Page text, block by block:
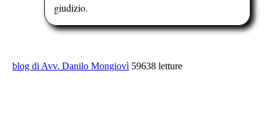
giudizio.
blog di Avv. Danilo Mongiovì 59638 letture